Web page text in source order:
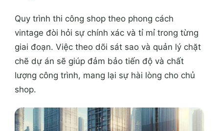
Quy trình thi công shop theo phong cách
vintage đòi hỏi sự chính xác và tỉ mỉ trong từng
giai đoạn. Việc theo dõi sát sao và quản lý chặt
chẽ dự án sẽ giúp đảm bảo tiến độ và chất
lượng công trình, mang lại sự hài lòng cho chủ
shop.